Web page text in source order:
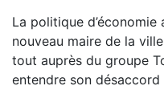
La politique
nouveau maire de la
tout auprès du groupe
entendre son